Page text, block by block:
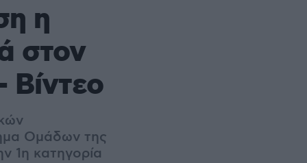
η
στον
Βίντεο
Ομάδων της
1η κατηγορία